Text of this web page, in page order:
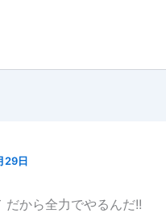
29日
から全力でやるんだ!!